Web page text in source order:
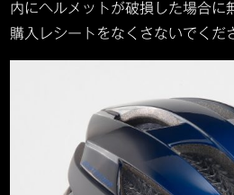
内にヘルメットが破損した場合に
購入レシートをなくさないでくだ